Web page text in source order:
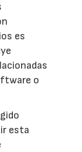
es
o
esta